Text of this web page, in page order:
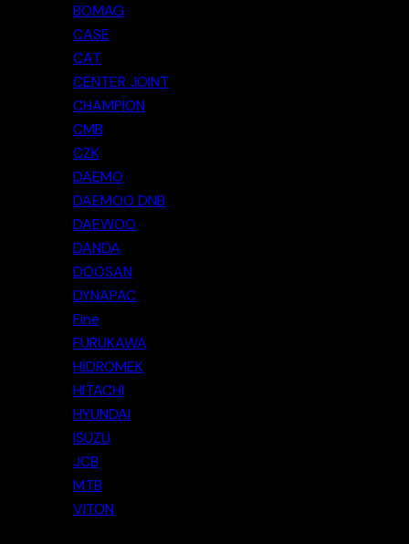
BOMAG
CASE
CAT
CENTER JOINT
CHAMPION
CMB
CZK
DAEMO
DAEMOO DNB
DAEWOO
DANDA
DOOSAN
DYNAPAC
Fine
FURUKAWA
HİDROMEK
HITACHI
HYUNDAI
ISUZU
JCB
MTB
VITON